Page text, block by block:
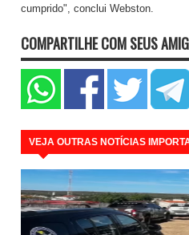
cumprido", conclui Webston.
COMPARTILHE COM SEUS
VEJA OUTRAS NOTÍCIAS